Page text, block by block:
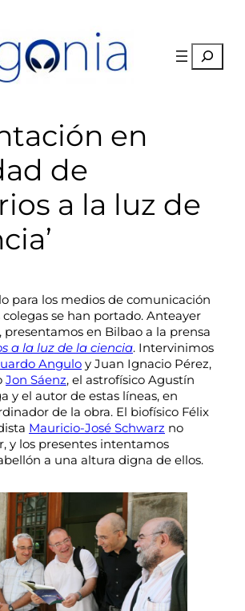
Buscar
en
de
a la luz de
para los medios de comunicación
colegas se han portado. Anteayer
presentamos en Bilbao a la prensa
a la luz de la ciencia. Intervinimos
Angulo y Juan Ignacio Pérez,
Jon Sáenz, el astrofísico Agustín
y el autor de estas líneas, en
de la obra. El biofísico Félix
Mauricio-José Schwarz no
y los presentes intentamos
a una altura digna de ellos.